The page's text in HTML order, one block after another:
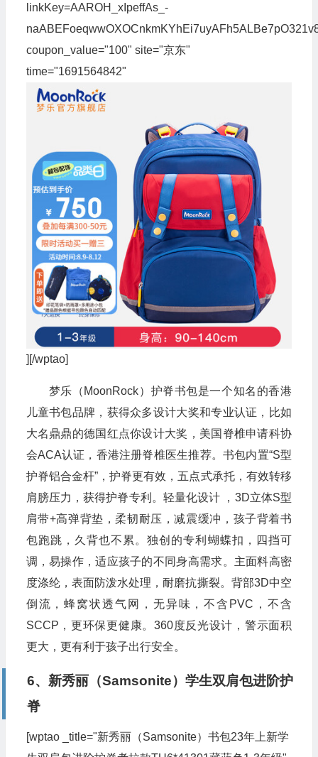
linkKey=AAROH_xIpeffAs_-
coupon_value="100" site="京东"
time="1691564842"
][/wptao]
梦乐（MoonRock）护脊书包是一个知名的香港
儿童书包品牌，获得众多设计大奖和专业认证，比如
大名鼎鼎的德国红点你设计大奖，美国脊椎申请科协
会ACA认证，香港注册脊椎医生推荐。书包内置“S型
护脊铝合金杆”，护脊更有效，五点式承托，有效转移
肩膀压力，获得护脊专利。轻量化设计 ，3D立体S型
肩带+高弹背垫，柔韧耐压，减震缓冲，孩子背着书
包跑跳，久背也不累。独创的专利蝴蝶扣，四挡可
调，易操作，适应孩子的不同身高需求。主面料高密
度涤纶，表面防泼水处理，耐磨抗撕裂。背部3D中空
倒流，蜂窝状透气网，无异味，不含PVC，不含
SCCP，更环保更健康。360度反光设计，警示面积
更大，更有利于孩子出行安全。
6、新秀丽（Samsonite）学生双肩包进阶护
脊
[wptao _title="新秀丽（Samsonite）书包23年上新学